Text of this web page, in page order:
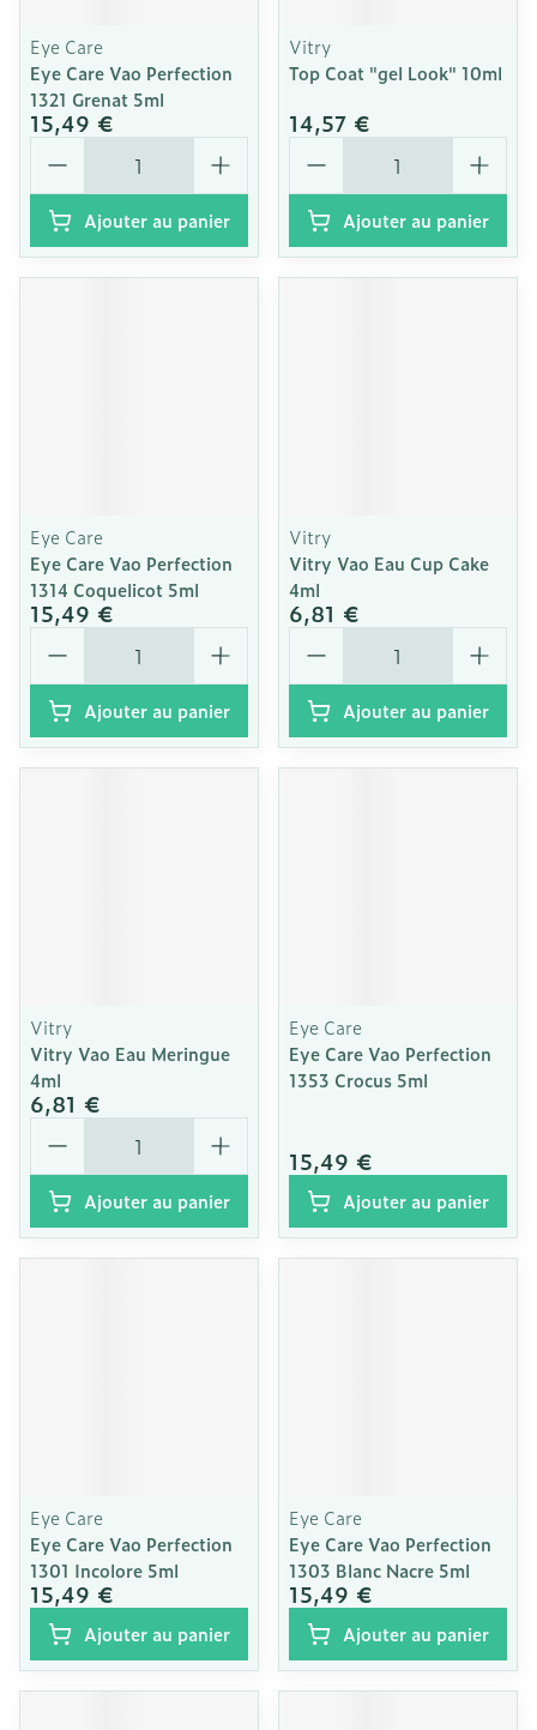
Eye Care
Eye Care Vao Perfection
1321 Grenat 5ml
15,49 €
Quantité
Ajouter au panier
Vitry
Top Coat "gel Look" 10ml
14,57 €
Quantité
Ajouter au panier
Eye Care
Eye Care Vao Perfection
1314 Coquelicot 5ml
15,49 €
Quantité
Ajouter au panier
Vitry
Vitry Vao Eau Cup Cake
4ml
6,81 €
Quantité
Ajouter au panier
Vitry
Vitry Vao Eau Meringue
4ml
6,81 €
Quantité
Ajouter au panier
Eye Care
Eye Care Vao Perfection
1353 Crocus 5ml
15,49 €
Ajouter au panier
Eye Care
Eye Care Vao Perfection
1301 Incolore 5ml
15,49 €
Ajouter au panier
Eye Care
Eye Care Vao Perfection
1303 Blanc Nacre 5ml
15,49 €
Ajouter au panier